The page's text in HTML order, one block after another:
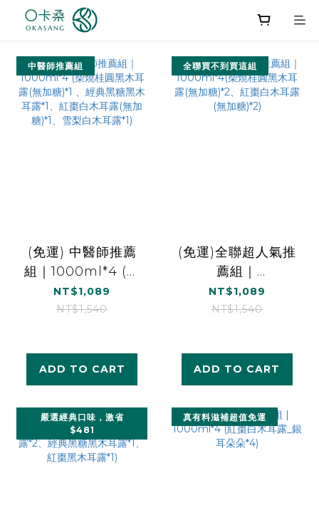
中醫師推薦組
(免運) 中醫師推薦
組｜1000ml*4 (柴
燒桂圓黑木耳露(無
加糖)*1 、經典黑糖
雪梨白木耳露*1)
NT$1,089
NT$1,540
ADD TO CART
全聯買不到買這組
(免運)全聯超人氣推
薦組｜
1000ml*4(柴燒桂
圓黑木耳露(無加
NT$1,089
NT$1,540
ADD TO CART
嚴選經典口味，激省
$481
真有料滋補超值免運